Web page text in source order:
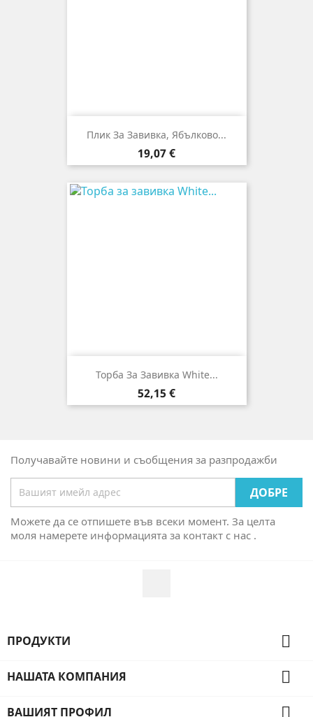
Плик За Завивкa, Ябълково...
Цена
19,07 €
Торба За Завивка White...
Цена
52,15 €
Получавайте новини и съобщения за разпродажби
Можете да се отпишете във всеки момент. За целта
моля намерете информацията за контакт с нас .
ПРОДУКТИ 
НАШАТА КОМПАНИЯ 
ВАШИЯТ ПРОФИЛ 